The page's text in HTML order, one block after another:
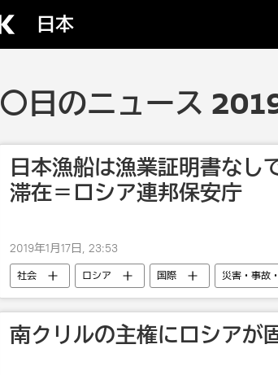
日本
〇日のニュース
日本漁船は漁業証明書なし
滞在＝ロシア連邦保安庁
2019年1月17日, 23:53
社会 ロシア 国際 災害・事故
南クリルの主権にロシアが